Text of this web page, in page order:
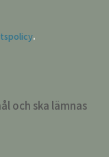
.
och ska lämnas